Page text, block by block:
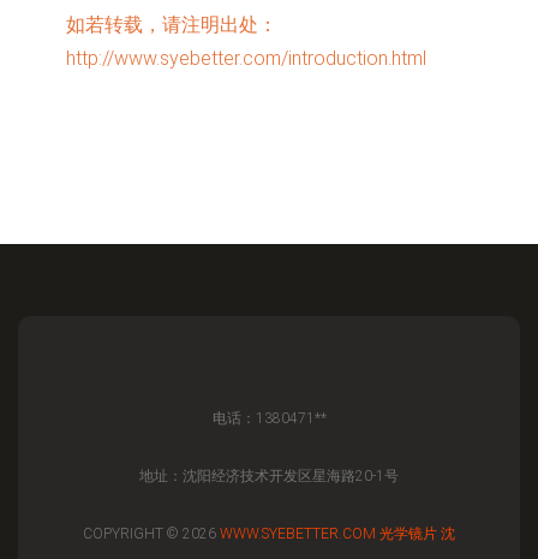
如若转载，请注明出处：
http://www.syebetter.com/introduction.html
电话：1380471**
地址：沈阳经济技术开发区星海路20-1号
COPYRIGHT © 2026 WWW.SYEBETTER.COM 光学镜片 沈